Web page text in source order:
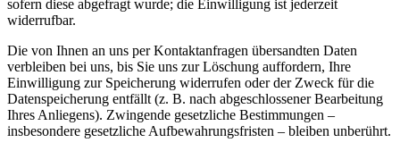
sofern diese abgefragt wurde; die Einwilligung ist jederzeit
widerrufbar.
Die von Ihnen an uns per Kontaktanfragen übersandten Daten
verbleiben bei uns, bis Sie uns zur Löschung auffordern, Ihre
Einwilligung zur Speicherung widerrufen oder der Zweck für die
Datenspeicherung entfällt (z. B. nach abgeschlossener Bearbeitung
Ihres Anliegens). Zwingende gesetzliche Bestimmungen –
insbesondere gesetzliche Aufbewahrungsfristen – bleiben unberührt.